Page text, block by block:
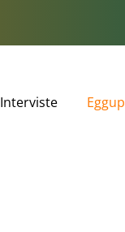
Interviste Eggup